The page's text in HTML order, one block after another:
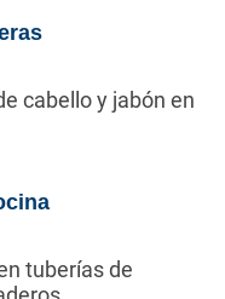
cabello y jabón en
tuberías de